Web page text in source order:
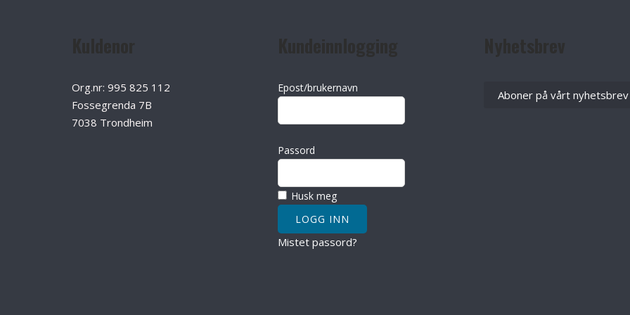
Org.nr: 995 825 112
Fossegrenda 7B
7038 Trondheim
Epost/brukernavn
Passord
Husk meg
Mistet passord?
Aboner på vårt nyhetsbrev